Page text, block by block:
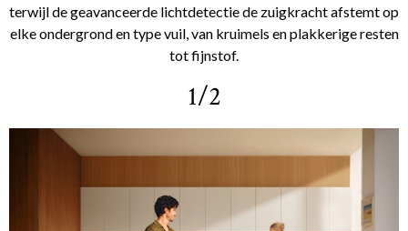
terwijl de geavanceerde lichtdetectie de zuigkracht afstemt op
elke ondergrond en type vuil, van kruimels en plakkerige resten
tot fijnstof.
1/2